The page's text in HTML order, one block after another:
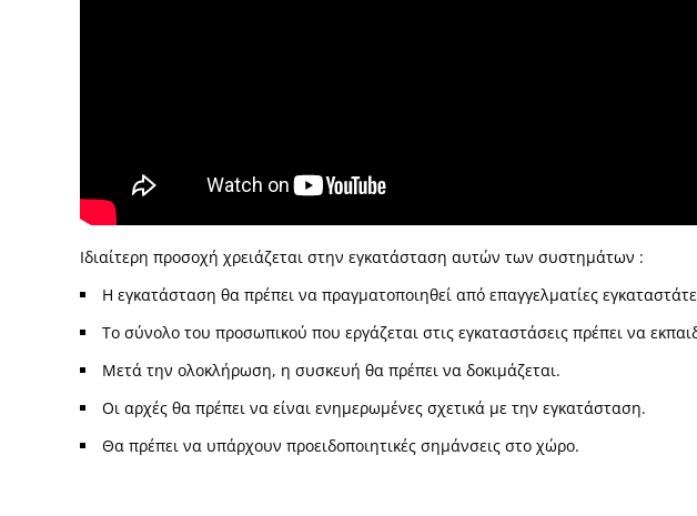
Ιδιαίτερη προσοχή χρειάζεται στην εγκατάσταση αυτών των συστημάτων :
Η εγκατάσταση θα πρέπει να πραγματοποιηθεί από επαγγελματίες
Το σύνολο του προσωπικού που εργάζεται στις εγκαταστάσεις πρέπει να
Μετά την ολοκλήρωση, η συσκευή θα πρέπει να δοκιμάζεται.
Οι αρχές θα πρέπει να είναι ενημερωμένες σχετικά με την εγκατάσταση.
Θα πρέπει να υπάρχουν προειδοποιητικές σημάνσεις στο χώρο.